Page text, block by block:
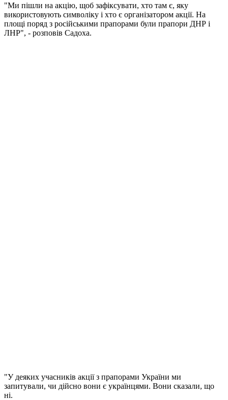
"Ми пішли на акцію, щоб зафіксувати, хто там є, яку
використовують символіку і хто є організатором акції. На
площі поряд з російськими прапорами були прапори ДНР і
ЛНР", - розповів Садоха.
"У деяких учасників акції з прапорами України ми
запитували, чи дійсно вони є українцями. Вони сказали, що
ні.